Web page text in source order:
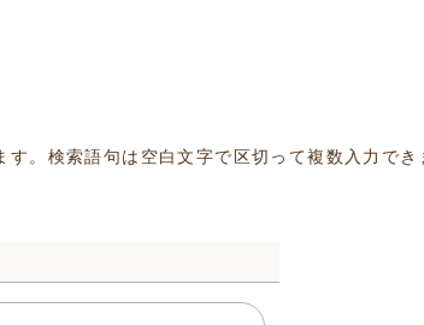
。検索語句は空白文字で区切って複数入力で